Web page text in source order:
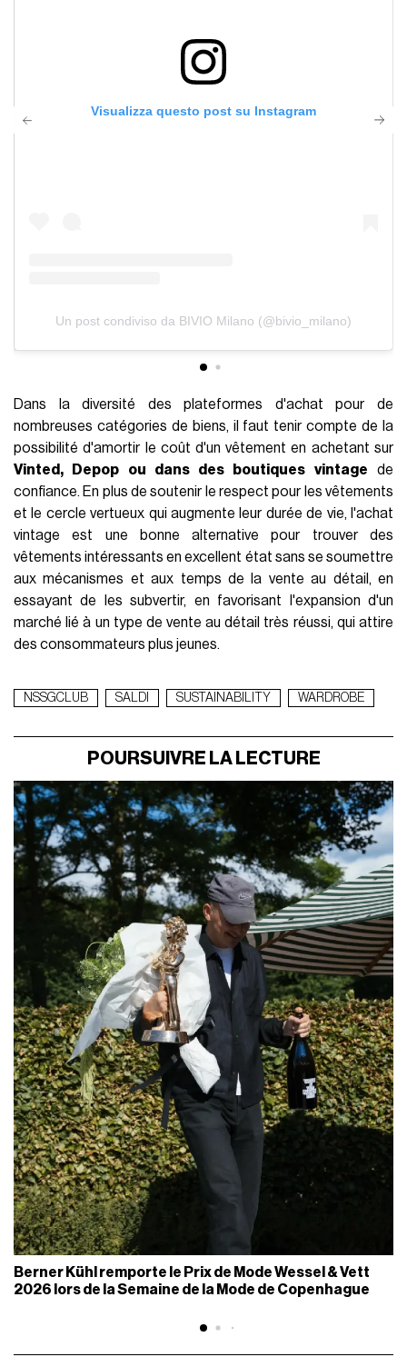
Visualizza questo post su Instagram
Un post condiviso da BIVIO Milano (@bivio_milano)
Dans la diversité des plateformes d'achat pour de
nombreuses catégories de biens, il faut tenir compte de la
possibilité d'amortir le coût d'un vêtement en achetant sur
Vinted, Depop ou dans des boutiques vintage de
confiance. En plus de soutenir le respect pour les vêtements
et le cercle vertueux qui augmente leur durée de vie, l'achat
vintage est une bonne alternative pour trouver des
vêtements intéressants en excellent état sans se soumettre
aux mécanismes et aux temps de la vente au détail, en
essayant de les subvertir, en favorisant l'expansion d'un
marché lié à un type de vente au détail très réussi, qui attire
des consommateurs plus jeunes.
NSSGCLUB SALDI SUSTAINABILITY WARDROBE
POURSUIVRE LA LECTURE
Berner Kühl remporte le Prix de Mode Wessel & Vett
2026 lors de la Semaine de la Mode de Copenhague